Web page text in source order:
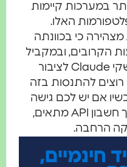
במערכות קיימות
האלו.
Anthropic מצהירה כי בכוונתה
הקרובים, ובמקביל
בוחנת שילוב התכונה בממשקי Claude לציבור
להתנסות בזה
אם יש לכם גישה
דרך ספק הענן שלכם או דרך חשבון API מתאים,
הרחבה.
חינמיים,